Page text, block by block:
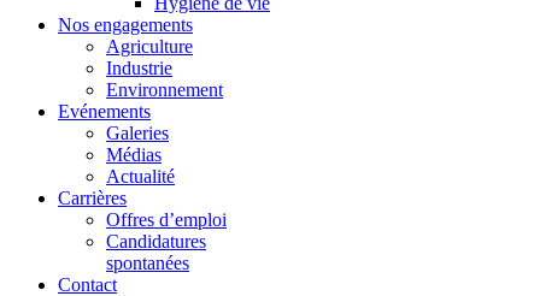
Nos engagements
Agriculture
Industrie
Environnement
Evénements
Galeries
Médias
Actualité
Carrières
Offres d’emploi
Candidatures
spontanées
Contact